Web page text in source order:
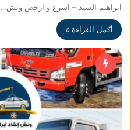
ابراهيم السيد – اسرع و ارخص ونش…
أكمل القراءة »